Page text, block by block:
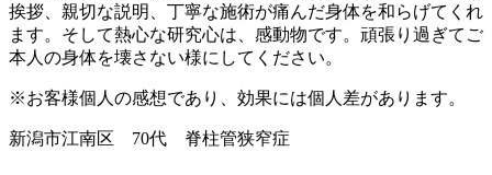
挨拶、親切な説明、丁寧な施術が痛んだ身体を和らげてくれ
ます。そして熱心な研究心は、感動物です。頑張り過ぎてご
本人の身体を壊さない様にしてください。
※お客様個人の感想であり、効果には個人差があります。
新潟市江南区 70代 脊柱管狭窄症